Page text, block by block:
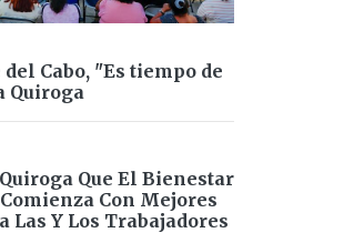
del Cabo, "Es tiempo de
Quiroga
Que El Bienestar
Con Mejores
Las Y Los Trabajadores